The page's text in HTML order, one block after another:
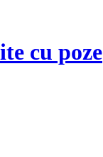
cu poze